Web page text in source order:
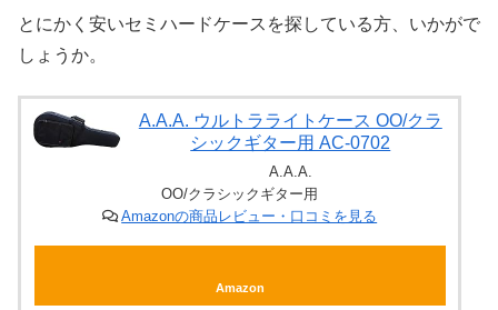
とにかく安いセミハードケースを探している方、いかがで
しょうか。
A.A.A. ウルトラライトケース OO/クラ
シックギター用 AC-0702
A.A.A.
OO/クラシックギター用
Amazonの商品レビュー・口コミを見る
Amazon